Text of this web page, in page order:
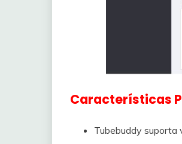
Características
Tubebuddy suporta